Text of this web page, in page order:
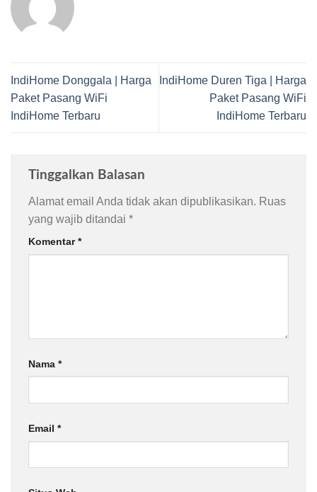
IndiHome Donggala | Harga
Paket Pasang WiFi
IndiHome Terbaru
IndiHome Duren Tiga | Harga
Paket Pasang WiFi
IndiHome Terbaru
Tinggalkan Balasan
Alamat email Anda tidak akan dipublikasikan. Ruas
yang wajib ditandai *
Komentar*
Nama *
Email *